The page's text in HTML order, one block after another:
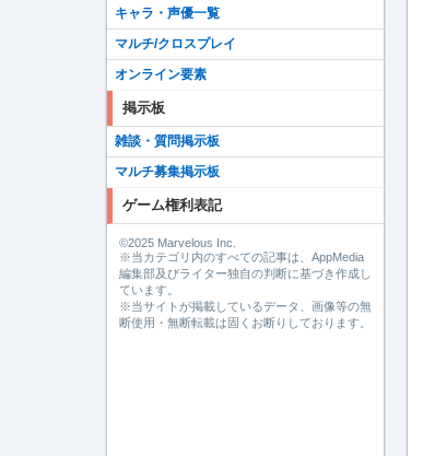
キャラ・声優一覧
マルチ/クロスプレイ
オンライン要素
掲示板
雑談・質問掲示板
マルチ募集掲示板
ゲーム権利表記
©2025 Marvelous Inc.
※当カテゴリ内のすべての記事は、AppMedia
編集部及びライター独自の判断に基づき作成し
ています。
※当サイトが掲載しているデータ、画像等の無
断使用・無断転載は固くお断りしております。